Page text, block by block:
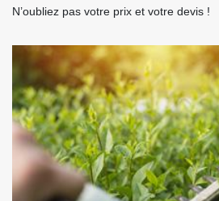
N’oubliez pas votre prix et votre devis !